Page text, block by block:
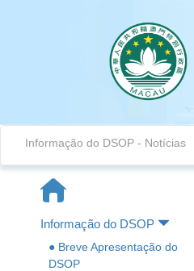
Informação do DSOP - Notícias
Informação do DSOP
● Breve Apresentação do
DSOP